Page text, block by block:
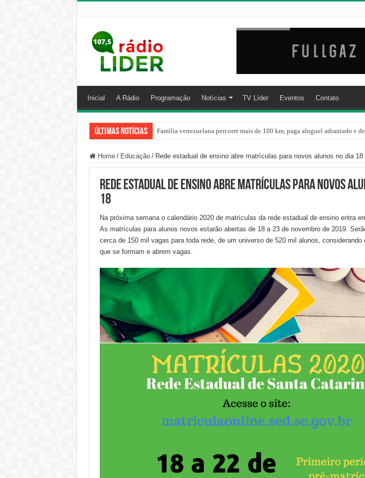
Inicial A Rádio Programação Notícias TV Líder Eventos Contato
Últimas Notícias Família venezuelana percorre mais de 100 km, paga aluguel adiantado e
Centro de ciclone fica sobre o oceano e não atinge diretamente SC,
Home / Educação / Rede estadual de ensino abre matrículas para novos alunos no dia 18
Rede estadual de ensino abre matrículas para novos
18
Na próxima semana o calendário 2020 de matrículas da rede estadual de ensino entra
As matrículas para alunos novos estarão abertas de 18 a 23 de novembro de 2019.
cerca de 150 mil vagas para toda rede, de um universo de 520 mil alunos, considerando
que se formam e abrem vagas.